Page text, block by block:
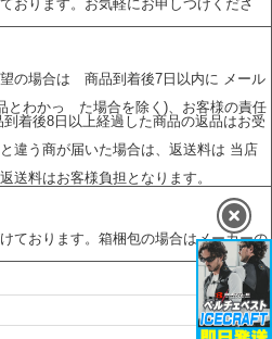
おります。お気軽にお申しつけくださ
の場合は 商品到着後7日以内に メール
とわかっ た場合を除く)、お客様の責任
着後8日以上経過した商品の返品はお受
違う商が届いた場合は、返送料は 当店
送料はお客様負担となります。
ております。箱梱包の場合はメーカーの